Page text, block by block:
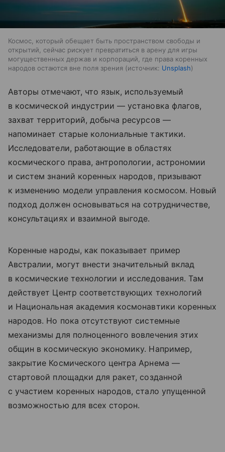
Космос, который обещает быть пространством свободы и
открытий, сейчас рискует превратиться в арену для игры
могущественных держав и корпораций, где права коренных
народов остаются вне поля зрения
источник: Unsplash
Авторы отмечают, что язык, используемый
в космической индустрии — установка флагов,
захват территорий, добыча ресурсов —
напоминает старые колониальные тактики.
Исследователи, работающие в областях
космического права, антропологии, астрономии
и систем знаний коренных народов, призывают
к изменению модели управления космосом. Новый
подход должен основываться на сотрудничестве,
консультациях и взаимной выгоде.
Коренные народы, как показывает пример
Австралии, могут внести значительный вклад
в космические технологии и исследования. Там
действует Центр соответствующих технологий
и Национальная академия космонавтики коренных
народов. Но пока отсутствуют системные
механизмы для полноценного вовлечения этих
общин в космическую экономику. Например,
закрытие Космического центра Арнема —
стартовой площадки для ракет, созданной
с участием коренных народов, стало упущенной
возможностью для всех сторон.